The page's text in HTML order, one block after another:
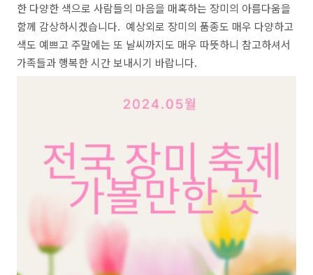
한 다양한 색으로 사람들의 마음을 매혹하는 장미의 아름다움을
함께 감상하시겠습니다. 예상외로 장미의 품종도 매우 다양하고
색도 예쁘고 주말에는 또 날씨까지도 매우 따뜻하니 참고하셔서
가족들과 행복한 시간 보내시기 바랍니다.